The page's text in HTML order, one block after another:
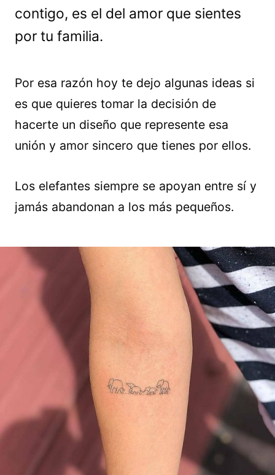
contigo, es el del amor que sientes
por tu familia.
Por esa razón hoy te dejo algunas ideas si
es que quieres tomar la decisión de
hacerte un diseño que represente esa
unión y amor sincero que tienes por ellos.
Los elefantes siempre se apoyan entre sí y
jamás abandonan a los más pequeños.